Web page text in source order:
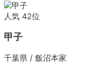
人気 42位
甲子
千葉県 / 飯沼本家